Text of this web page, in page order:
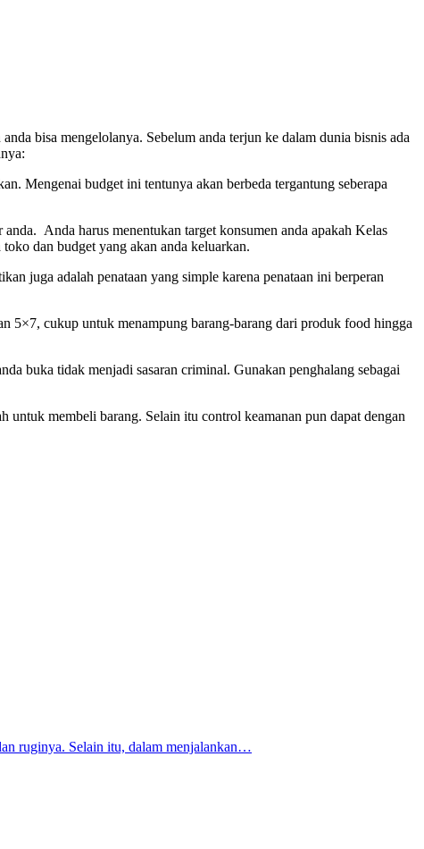
bisa mengelolanya. Sebelum anda terjun ke dalam dunia bisnis ada
Mengenai budget ini tentunya akan berbeda tergantung seberapa
Anda harus menentukan target konsumen anda apakah Kelas
dan budget yang akan anda keluarkan.
juga adalah penataan yang simple karena penataan ini berperan
5×7, cukup untuk menampung barang-barang dari produk food hingga
buka tidak menjadi sasaran criminal. Gunakan penghalang sebagai
membeli barang. Selain itu control keamanan pun dapat dengan
ruginya. Selain itu, dalam menjalankan…